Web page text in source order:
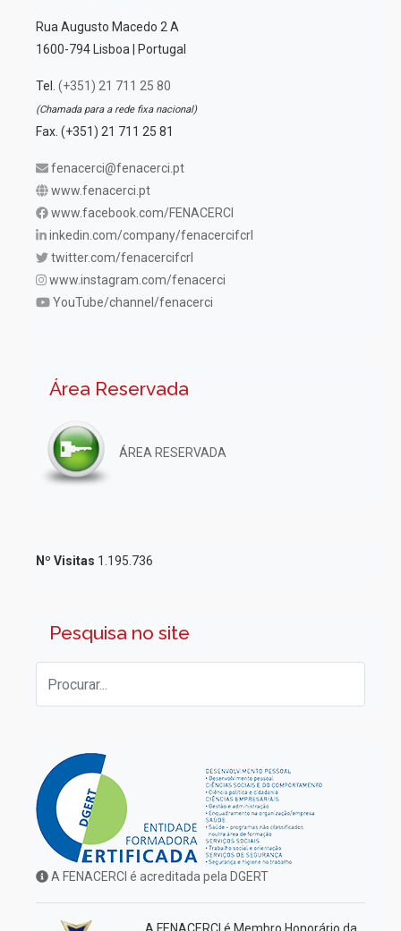
Rua Augusto Macedo 2 A
1600-794 Lisboa | Portugal
Tel. (+351) 21 711 25 80
(Chamada para a rede fixa nacional)
Fax. (+351) 21 711 25 81
fenacerci@fenacerci.pt
www.fenacerci.pt
www.facebook.com/FENACERCI
inkedin.com/company/fenacercifcrl
twitter.com/fenacercifcrl
www.instagram.com/fenacerci
YouTube/channel/fenacerci
Área Reservada
ÁREA RESERVADA
Nº Visitas 1.195.736
Pesquisa no site
A FENACERCI é acreditada pela DGERT